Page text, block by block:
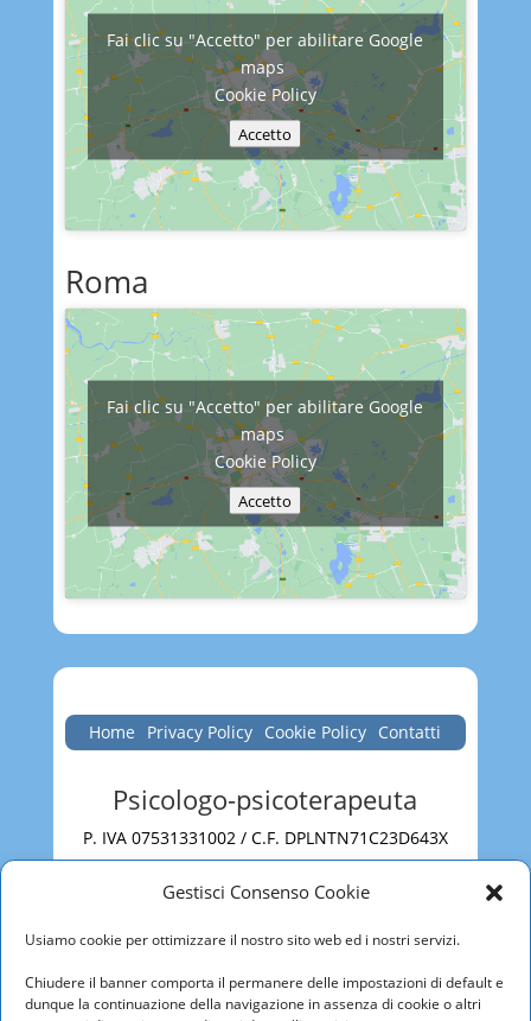
Gestisci Consenso Cookie
Usiamo cookie per ottimizzare il nostro sito web ed i nostri servizi.
Chiudere il banner comporta il permanere delle impostazioni di default e
dunque la continuazione della navigazione in assenza di cookie o altri
Fai clic su "Accetto" per abilitare Google
maps
Cookie Policy
Accetto
Roma
Fai clic su "Accetto" per abilitare Google
maps
Cookie Policy
Accetto
Home Privacy Policy Cookie Policy Contatti
Psicologo-psicoterapeuta
P. IVA 07531331002 / C.F. DPLNTN71C23D643X
Roma
Roma